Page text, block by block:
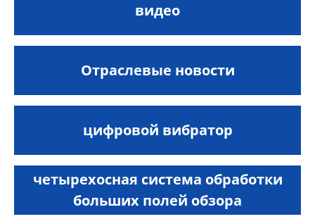
видео
Отраслевые новости
цифровой вибратор
четырехосная система обработки
больших полей обзора